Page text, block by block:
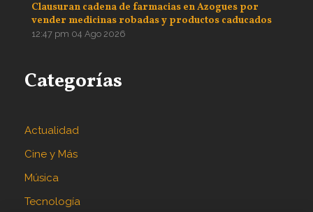
Clausuran cadena de farmacias en Azogues por
vender medicinas robadas y productos caducados
12:47 pm 04 Ago 2026
Categorías
Actualidad
Cine y Más
Música
Tecnología